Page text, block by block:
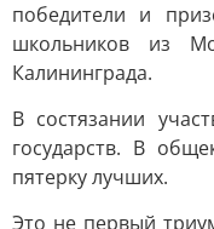
победители и
школьников из
Калининграда.
В состязании
государств. В
пятерку лучших.
Это не первый